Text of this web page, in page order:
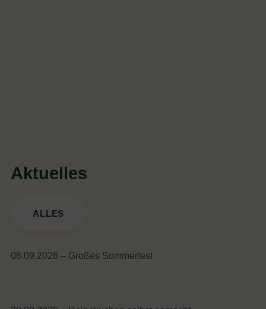
Aktuelles
ALLES
06.09.2026 – Großes Sommerfest